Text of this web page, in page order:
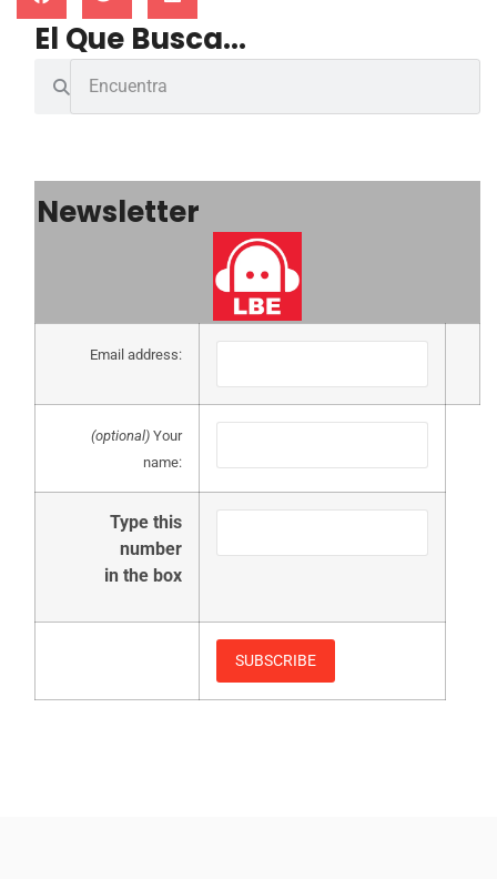
El Que Busca...
Newsletter
Email address:
(optional) Your
name:
Type this
number
in the box